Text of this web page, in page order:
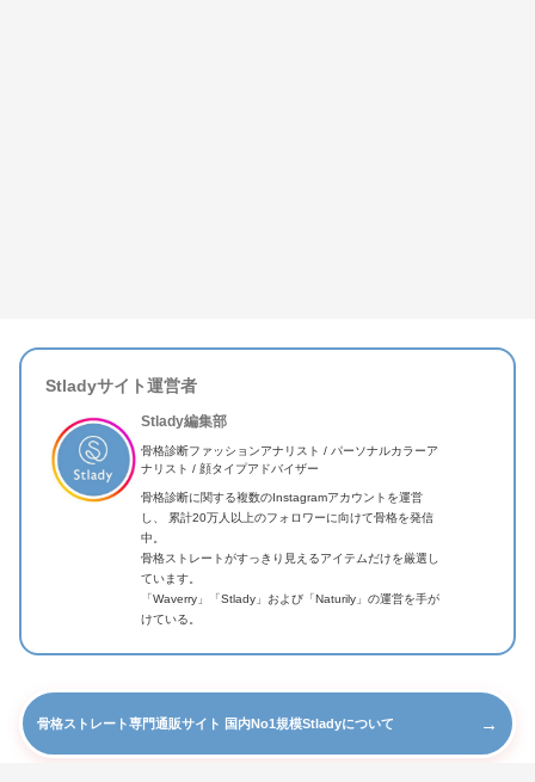
Stladyサイト運営者
Stlady編集部
骨格診断ファッションアナリスト / パーソナルカラーア
ナリスト / 顔タイプアドバイザー
骨格診断に関する複数のInstagramアカウントを運営
し、 累計20万人以上のフォロワーに向けて骨格を発信
中。
骨格ストレートがすっきり見えるアイテムだけを厳選し
ています。
「Waverry」「Stlady」および「Naturily」の運営を手が
けている。
骨格ストレート専門通販サイト 国内No1規模Stladyについて →